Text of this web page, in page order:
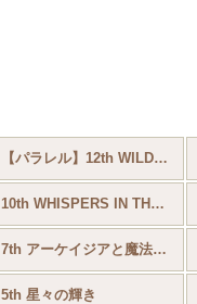
【パラレル】12th WILDS UNKNOWN 未知なる彼方へ！
10th WHISPERS IN THE WELL
7th アーケイジアと魔法の島
5th 星々の輝き